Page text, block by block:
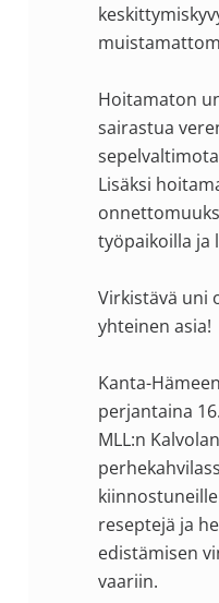
Hoitamaton
sairastua
Lisäksi
työpaikoilla ja
Virkistävä uni
yhteinen asia!
Kanta-
perjantaina
MLL:n
reseptejä ja
edistämisen
vaariin.